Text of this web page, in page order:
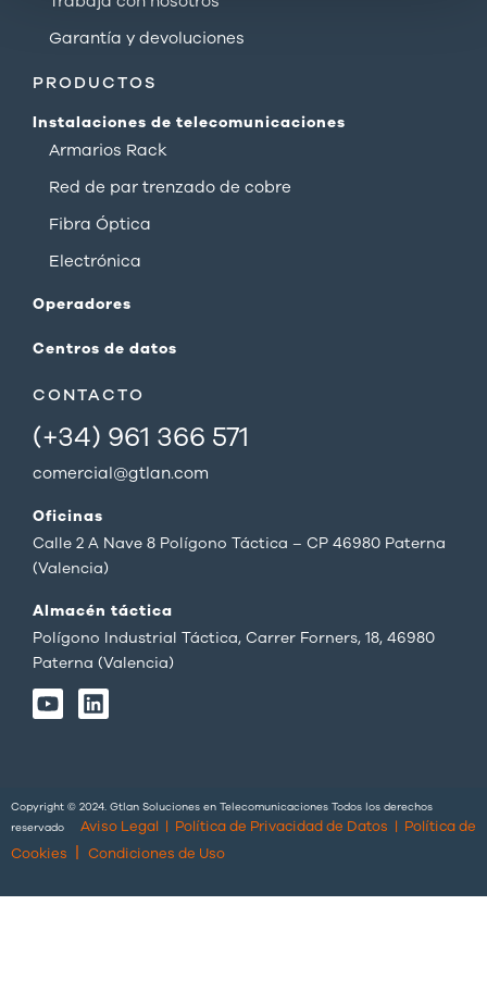
Garantía y devoluciones
PRODUCTOS
Instalaciones de telecomunicaciones
Armarios Rack
Red de par trenzado de cobre
Fibra Óptica
Electrónica
Operadores
Centros de datos
CONTACTO
(+34) 961 366 571
comercial@gtlan.com
Oficinas
Calle 2 A Nave 8 Polígono Táctica – CP 46980 Paterna
(Valencia)
Almacén táctica
Polígono Industrial Táctica, Carrer Forners, 18, 46980
Paterna (Valencia)
Y
o
e
L
i
i
n
Copyright © 2024. Gtlan Soluciones en Telecomunicaciones Todos los derechos
reservado Aviso Legal | Política de Privacidad de Datos | Política de
Cookies | Condiciones de Uso